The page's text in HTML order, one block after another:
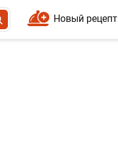
Новый рецепт